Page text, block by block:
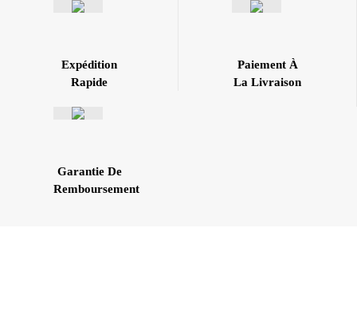
Paiement À
La Livraison
Expédition
Rapide
Garantie De
Remboursement